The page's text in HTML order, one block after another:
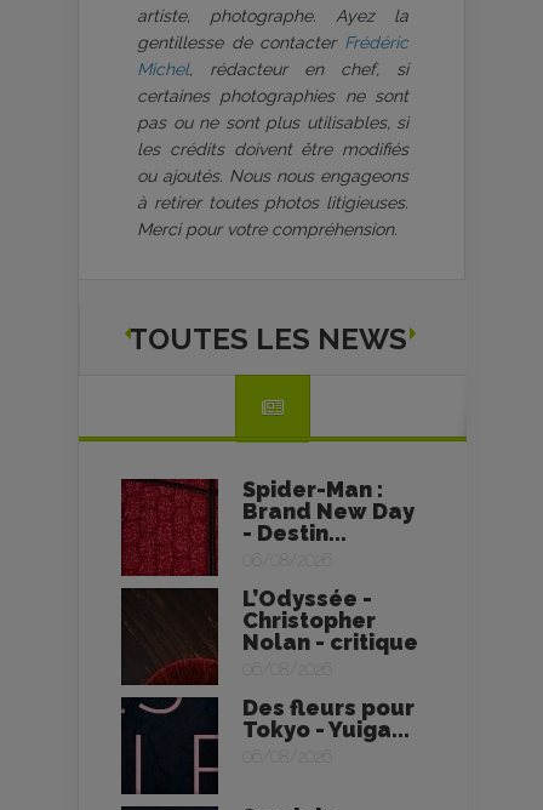
artiste, photographe. Ayez la
gentillesse de contacter Frédéric
Michel, rédacteur en chef, si
certaines photographies ne sont
pas ou ne sont plus utilisables, si
les crédits doivent être modifiés
ou ajoutés. Nous nous engageons
à retirer toutes photos litigieuses.
Merci pour votre compréhension.
TOUTES LES NEWS
Spider-Man :
Brand New Day
- Destin...
06/08/2026
L’Odyssée -
Christopher
Nolan - critique
06/08/2026
Des fleurs pour
Tokyo - Yuiga...
06/08/2026